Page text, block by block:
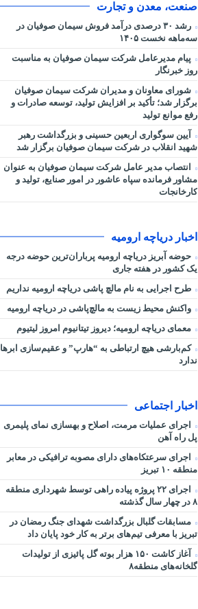
صنعت، معدن و تجارت
رشد ۳۰ درصدی درآمد فروش سیمان صوفیان در
سه‌ماهه نخست ۱۴۰۵
پیام مدیرعامل شرکت سیمان صوفیان به مناسبت
روز خبرنگار
شورای معاونان و مدیران شرکت سیمان صوفیان
برگزار شد؛ تأکید بر افزایش تولید، توسعه صادرات و
رفع موانع تولید
آیین سوگواری اربعین حسینی و بزرگداشت رهبر
شهید انقلاب در شرکت سیمان صوفیان برگزار شد
انتصاب مدیر عامل شرکت سیمان صوفیان به عنوان
مشاور فرمانده سپاه عاشور در امور صنایع، تولید و
کارخانجات
اخبار دریاچه ارومیه
حوضه آبریز دریاچه ارومیه پرباران‌ترین حوضه‌ درجه
یک کشور در هفته جاری
طرح اجرایی به نام مالچ پاشی دریاچه ارومیه نداریم
واکنش محیط زیست به مالچ‌پاشی در دریاچه ارومیه
معمای دریاچه ارومیه؛ دیروز تیتانیوم امروز لیتیوم
کم‌بارشی هیچ ارتباطی به “هارپ” و عقیم‌سازی ابرها
ندارد
اخبار اجتماعی
اجرای عملیات مرمت، اصلاح و بهسازی نمای پلیمری
پل راه آهن
اجرای سرعتکاه‌های دارای مصوبه ترافیکی در معابر
منطقه ۱۰ تبریز
اجرای ۲۲ پروژه پیاده راهی توسط شهرداری منطقه
۸ در چهار سال گذشته
مسابقات گلبال بزرگداشت شهدای جنگ رمضان در
تبریز با معرفی تیم‌های برتر به کار خود پایان داد
آغاز کاشت ۱۵۰ هزار بوته گل پائیزی از تولیدات
گلخانه‌های منطقه۸